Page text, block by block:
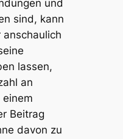
und
sind, kann
lassen,
an
einem
Beitrag
davon zu